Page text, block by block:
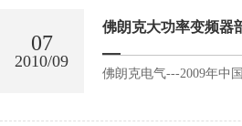
07
2010/09
佛朗克大功率变频器
佛朗克电气---2009年中